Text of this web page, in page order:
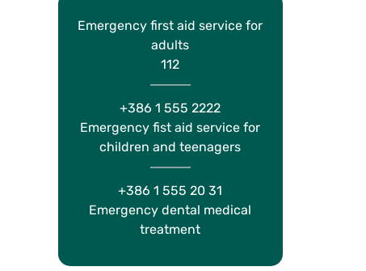
Emergency first aid service for
adults
112
+386 1 555 2222
Emergency fist aid service for
children and teenagers
+386 1 555 20 31
Emergency dental medical
treatment